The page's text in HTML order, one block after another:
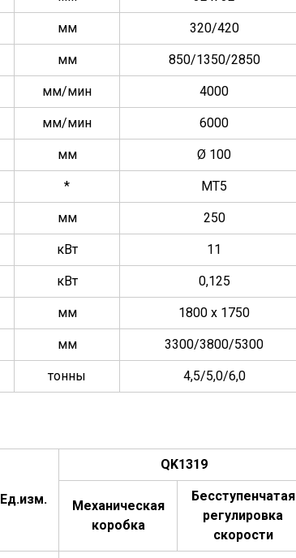
мм 320/420
мм 850/1350/2850
мм/мин 4000
мм/мин 6000
мм Ø 100
* МТ5
мм 250
кВт 11
кВт 0,125
мм 1800 x 1750
мм 3300/3800/5300
тонны 4,5/5,0/6,0
Ед.изм.
QK1319
Механическая
коробка
Бесступенчатая
регулировка
скорости